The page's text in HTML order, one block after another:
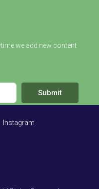
we add new content
Submit
Instagram